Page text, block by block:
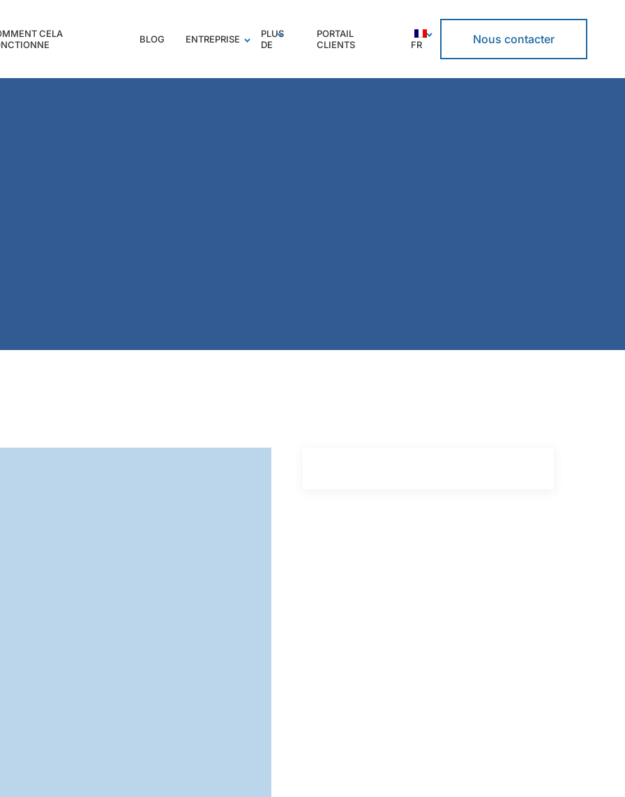
CELA
BLOG ENTREPRISE
PLUS
DE
PORTAIL
CLIENTS
FR Nous contacter